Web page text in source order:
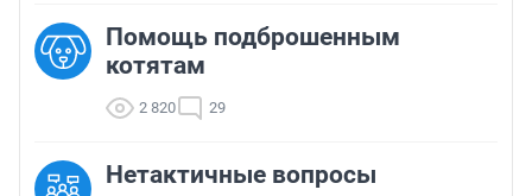
Помощь подброшенным
котятам
2 820 29
Нетактичные вопросы